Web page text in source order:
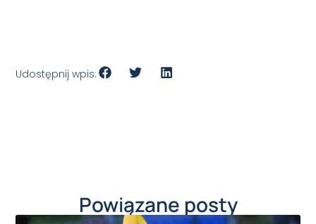
Udostępnij wpis:
Powiązane posty